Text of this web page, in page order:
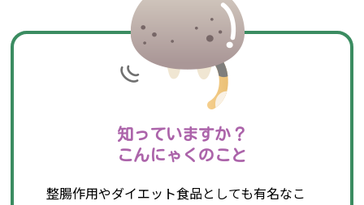
知っていますか？
こんにゃくのこと
整腸作用やダイエット食品としても有名なこ